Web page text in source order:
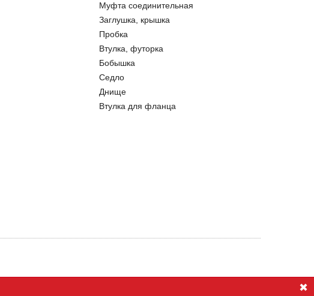
Муфта соединительная
Заглушка, крышка
Пробка
Втулка, футорка
Бобышка
Седло
Днище
Втулка для фланца